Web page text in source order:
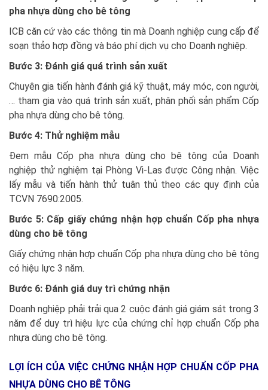
pha nhựa dùng cho bê tông
ICB căn cứ vào các thông tin mà Doanh nghiệp cung cấp để
soạn thảo hợp đồng và báo phí dịch vụ cho Doanh nghiệp.
Bước 3: Đánh giá quá trình sản xuất
Chuyên gia tiến hành đánh giá kỹ thuật, máy móc, con người,
… tham gia vào quá trình sản xuất, phân phối sản phẩm Cốp
pha nhựa dùng cho bê tông.
Bước 4: Thử nghiệm mẫu
Đem mẫu Cốp pha nhựa dùng cho bê tông của Doanh
nghiệp thử nghiệm tại Phòng Vi-Las được Công nhận. Việc
lấy mẫu và tiến hành thử tuân thủ theo các quy định của
TCVN 7690:2005.
Bước 5: Cấp giấy chứng nhận hợp chuẩn Cốp pha nhựa
dùng cho bê tông
Giấy chứng nhận hợp chuẩn Cốp pha nhựa dùng cho bê tông
có hiệu lực 3 năm.
Bước 6: Đánh giá duy trì chứng nhận
Doanh nghiệp phải trải qua 2 cuộc đánh giá giám sát trong 3
năm để duy trì hiệu lực của chứng chỉ hợp chuẩn Cốp pha
nhựa dùng cho bê tông.
LỢI ÍCH CỦA VIỆC CHỨNG NHẬN HỢP CHUẨN CỐP PHA
NHỰA DÙNG CHO BÊ TÔNG